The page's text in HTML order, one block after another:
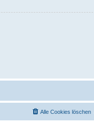
Alle Cookies löschen